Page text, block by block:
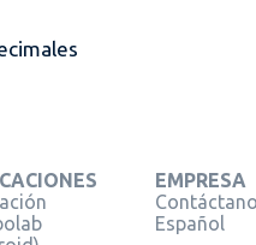
EMPRESA
Español